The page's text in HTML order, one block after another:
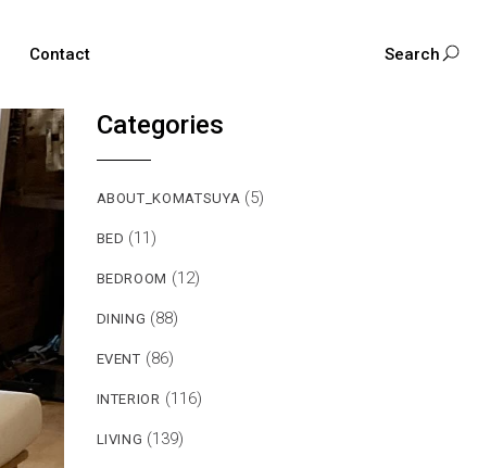
Contact Search
Categories
ABOUT_KOMATSUYA (5)
BED (11)
BEDROOM (12)
DINING (88)
EVENT (86)
INTERIOR (116)
LIVING (139)